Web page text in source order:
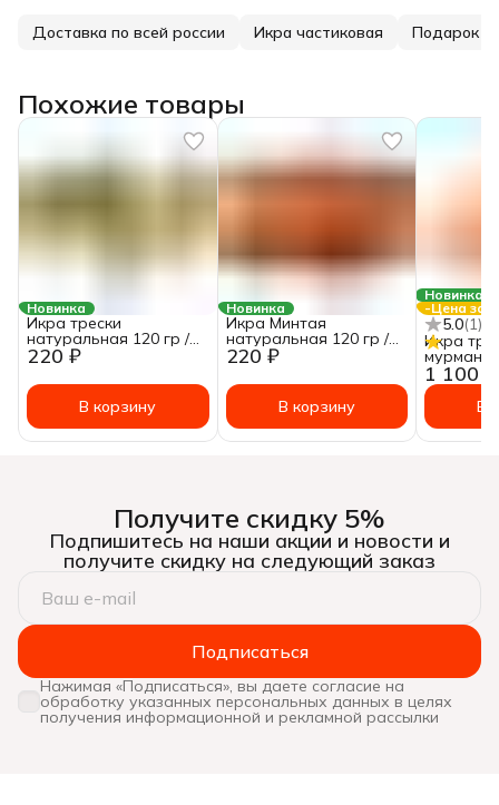
Доставка по всей россии Икра частиковая Подарок
Похожие товары
Новинка
220 ₽
Икра трески
натуральная 120 гр /
Дикий вылов
В корзину
Новинка
220 ₽
Икра Минтая
натуральная 120 гр /
Дикий вылов
В корзину
Новинка
-Цена за
5.0(1)
1 100 ₽
Икра
~Цена
В
Получите скидку 5%
Подпишитесь на наши акции и новости и
получите скидку на следующий заказ
Подписаться
Нажимая «Подписаться», вы даете согласие на
обработку указанных персональных данных в целях
получения информационной и рекламной рассылки